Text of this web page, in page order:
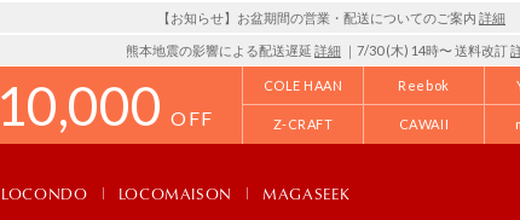
【お知らせ】お盆期間の営業・配送についてのご案内 詳細
熊本地震の影響による配送遅延 詳細 ｜7/30 (木) 14時〜 送料改訂
10,000 OFF
COLE HAAN Reebok
Z-CRAFT CAWAII
LOCONDO LOCOMAISON MAGASEEK